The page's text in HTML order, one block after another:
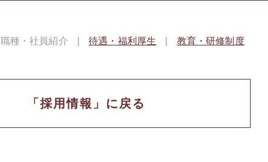
職種・社員紹介 待遇・福利厚生 教育・研修制度
「採用情報」に戻る